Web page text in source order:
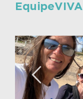
EquipeVIVA